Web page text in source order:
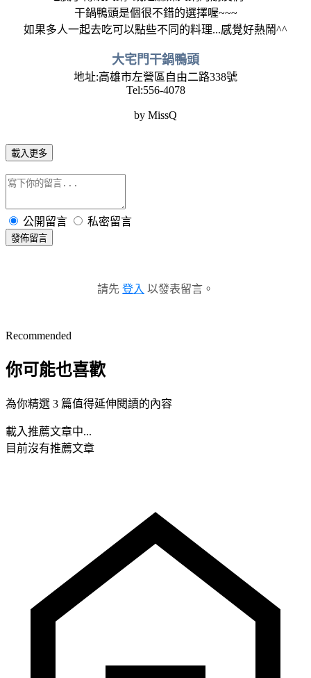
干鍋鴨頭是個很不錯的選擇喔~~~
如果多人一起去吃可以點些不同的料理...感覺好熱鬧^^
大宅門干鍋鴨頭
地址:高雄市左營區自由二路338號
Tel:556-4078
by MissQ
載入更多
公開留言 私密留言
發佈留言
請先 登入 以發表留言。
Recommended
你可能也喜歡
為你精選 3 篇值得延伸閱讀的內容
載入推薦文章中...
目前沒有推薦文章